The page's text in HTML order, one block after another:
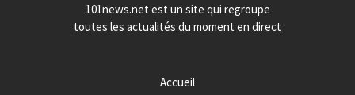
101news.net est un site qui regroupe
toutes les actualités du moment en direct
Accueil